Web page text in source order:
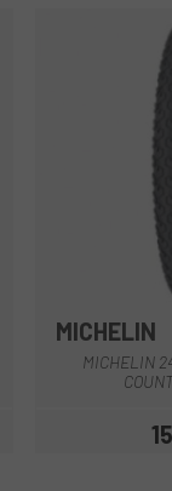
MICHELIN
MICHELIN